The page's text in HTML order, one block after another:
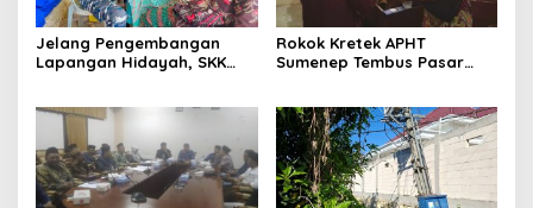
Jelang Pengembangan
Lapangan Hidayah, SKK
Nelayan Sampang
Rokok Kretek APHT
Sumenep Tembus Pasar